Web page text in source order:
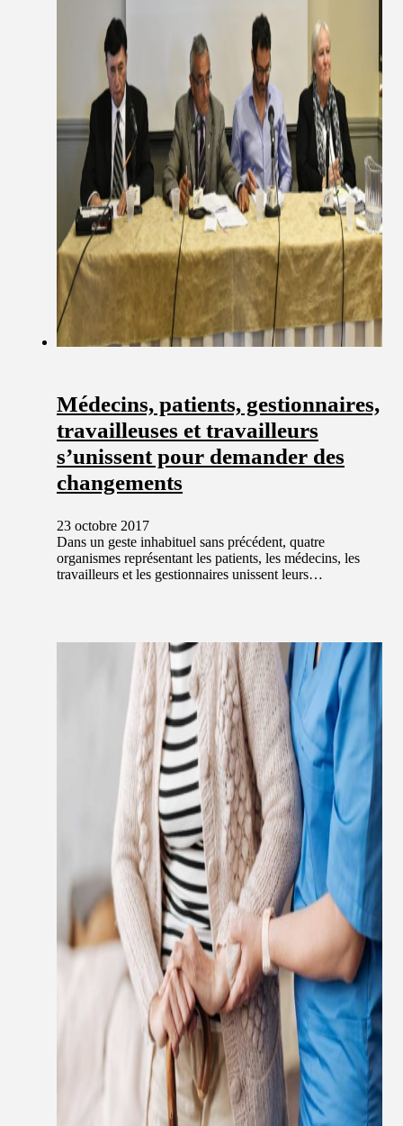
Médecins, patients, gestionnaires,
travailleuses et travailleurs
s’unissent pour demander des
changements
23 octobre 2017
Dans un geste inhabituel sans précédent, quatre
organismes représentant les patients, les médecins, les
travailleurs et les gestionnaires unissent leurs…